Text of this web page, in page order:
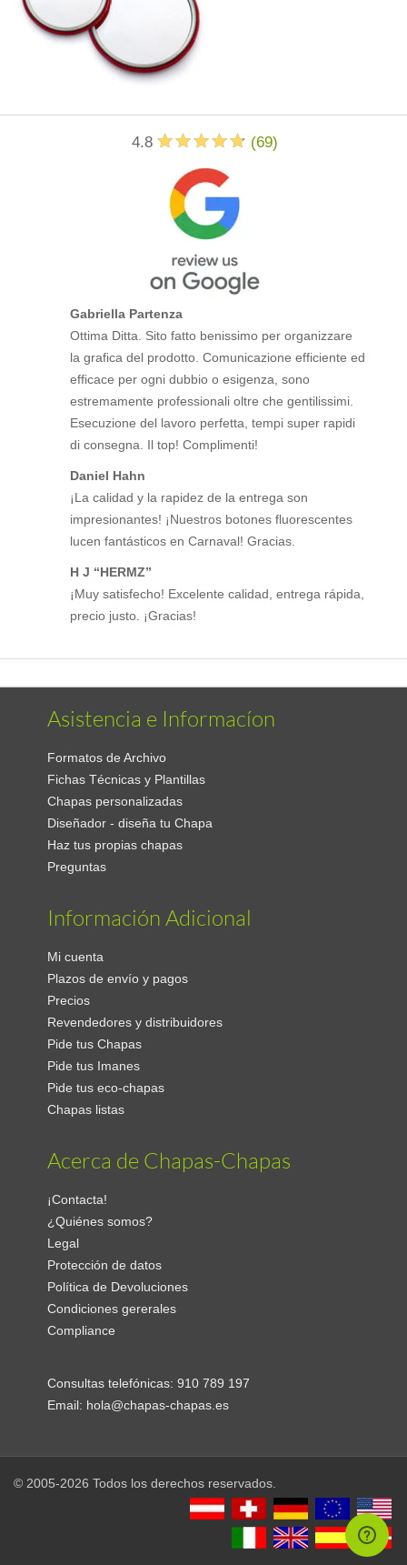
4.8 (69)
Gabriella Partenza
Ottima Ditta. Sito fatto benissimo per organizzare
la grafica del prodotto. Comunicazione efficiente ed
efficace per ogni dubbio o esigenza, sono
estremamente professionali oltre che gentilissimi.
Esecuzione del lavoro perfetta, tempi super rapidi
di consegna. Il top! Complimenti!
Daniel Hahn
¡La calidad y la rapidez de la entrega son
impresionantes! ¡Nuestros botones fluorescentes
lucen fantásticos en Carnaval! Gracias.
H J “HERMZ”
¡Muy satisfecho! Excelente calidad, entrega rápida,
precio justo. ¡Gracias!
Asistencia e Informacíon
Formatos de Archivo
Fichas Técnicas y Plantillas
Chapas personalizadas
Diseñador - diseña tu Chapa
Haz tus propias chapas
Preguntas
Información Adicional
Mi cuenta
Plazos de envío y pagos
Precios
Revendedores y distribuidores
Pide tus Chapas
Pide tus Imanes
Pide tus eco-chapas
Chapas listas
Acerca de Chapas-Chapas
¡Contacta!
¿Quiénes somos?
Legal
Protección de datos
Política de Devoluciones
Condiciones gererales
Compliance
Consultas telefónicas:910 789 197
Email: hola@chapas-chapas.es
© 2005-2026 Todos los derechos reservados.